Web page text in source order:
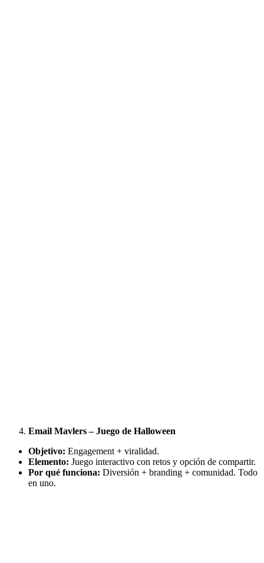
Email Mavlers – Juego de Halloween
Objetivo: Engagement + viralidad.
Elemento: Juego interactivo con retos y opción de compartir.
Por qué funciona: Diversión + branding + comunidad. Todo
en uno.